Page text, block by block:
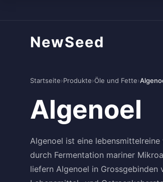
NewSeed
Startseite›Produkte›Öle und Fette›
Algenoel
Algenoel ist eine
durch Fermentation mariner
liefern Algenoel in